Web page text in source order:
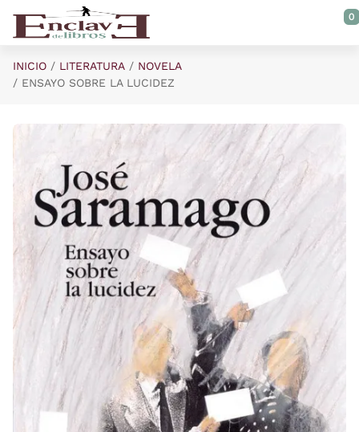
Saltar al contenido principal
0
INICIO LITERATURA
NOVELA
ENSAYO SOBRE LA LUCIDEZ